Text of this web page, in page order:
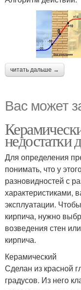
читать дальше →
Вас может
недостатки
Для определения
понимать, что у
разновидностей с
характеристиками,
эксплуатации.
кирпича, нужно
возведения стен
кирпича.
Керамический
Сделан из красной
градусов. Из него